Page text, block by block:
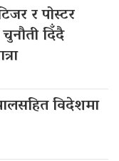
र पोस्टर
दिँदै
विदेशमा